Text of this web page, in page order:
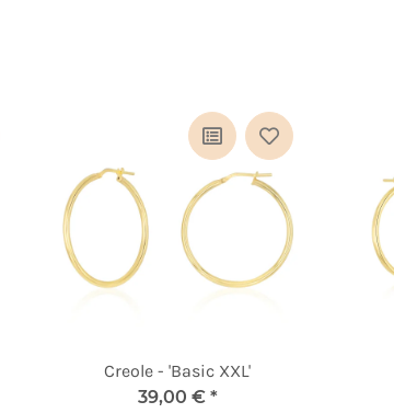
Creole - 'Basic XXL'
39,00 € *